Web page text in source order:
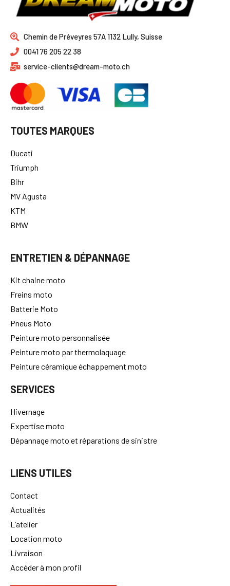
Chemin de Préveyres 57A 1132 Lully, Suisse
0041 76 205 22 38
service-clients@dream-moto.ch
TOUTES MARQUES
Ducati
Triumph
Bihr
MV Agusta
KTM
BMW
ENTRETIEN & DÉPANNAGE
Kit chaine moto
Freins moto
Batterie Moto
Pneus Moto
Peinture moto personnalisée
Peinture moto par thermolaquage
Peinture céramique échappement moto
SERVICES
Hivernage
Expertise moto
Dépannage moto et réparations de sinistre
LIENS UTILES
Contact
Actualités
L’atelier
Location moto
Livraison
Accéder à mon profil